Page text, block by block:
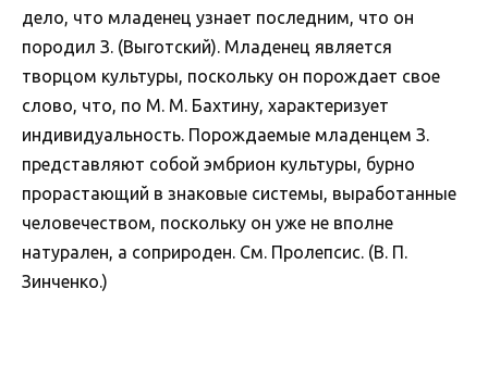
дело, что младенец узнает последним, что он
породил З. (Выготский). Младенец является
творцом культуры, поскольку он порождает свое
слово, что, по М. М. Бахтину, характеризует
индивидуальность. Порождаемые младенцем З.
представляют собой эмбрион культуры, бурно
прорастающий в знаковые системы, выработанные
человечеством, поскольку он уже не вполне
натурален, а соприроден. См. Пролепсис. (В. П.
Зинченко.)